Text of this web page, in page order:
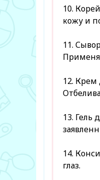
10.
кожу и
11.
12. Крем
13. Гель
14.
глаз.